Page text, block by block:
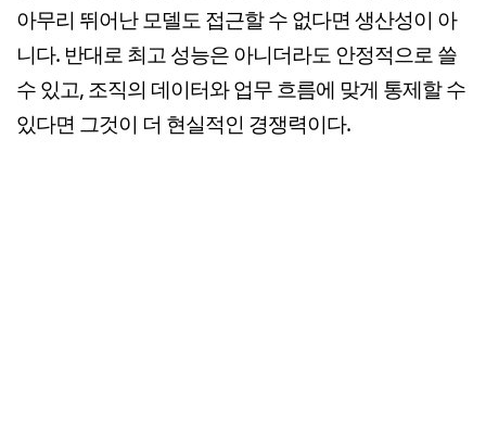
아무리 뛰어난 모델도 접근할 수 없다면 생산성이 아
니다. 반대로 최고 성능은 아니더라도 안정적으로 쓸
수 있고, 조직의 데이터와 업무 흐름에 맞게 통제할 수
있다면 그것이 더 현실적인 경쟁력이다.